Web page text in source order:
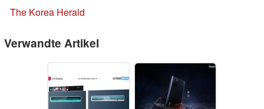
The Korea Herald
Verwandte Artikel